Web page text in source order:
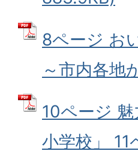
8ページ お
～市内各地
10ページ
小学校」